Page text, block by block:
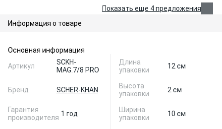
Показать еще 4 предложения
Информация о товаре
Основная информация
Артикул
SCKH-
MAG.7/8 PRO
Бренд SCHER-KHAN
Гарантия
производителя 1 год
Длина
упаковки
12 см
Высота
упаковки
2 см
Ширина
упаковки
10 см